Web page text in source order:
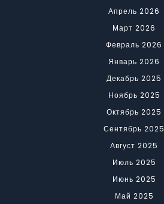
Апрель 2026
Март 2026
Февраль 2026
Январь 2026
Декабрь 2025
Ноябрь 2025
Октябрь 2025
Сентябрь 2025
Август 2025
Июль 2025
Июнь 2025
Май 2025